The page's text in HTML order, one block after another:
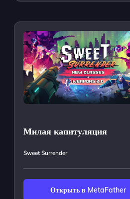
Милая капитуляция
Sweet Surrender
Открыть в MetaFather